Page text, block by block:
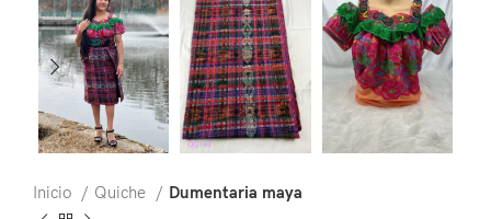
Inicio Quiche Dumentaria maya